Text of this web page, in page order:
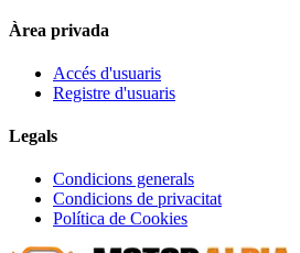
Àrea privada
Accés d'usuaris
Registre d'usuaris
Legals
Condicions generals
Condicions de privacitat
Política de Cookies